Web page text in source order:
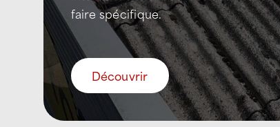
faire spécifique.
Découvrir